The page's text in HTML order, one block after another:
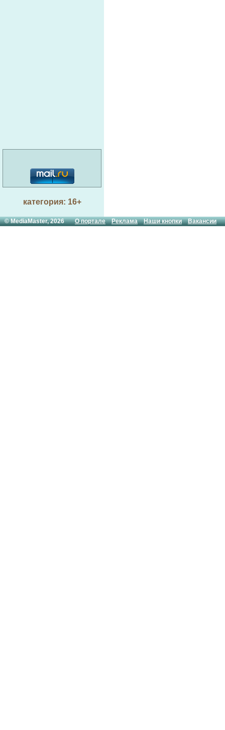
категория: 16+
© MediaMaster, 2026О портале Реклама Наши кнопки Вакансии